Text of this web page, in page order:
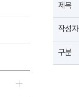
제목
작성자
구분